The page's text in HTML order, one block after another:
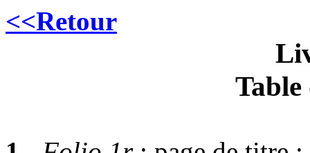
<<Retour
Table